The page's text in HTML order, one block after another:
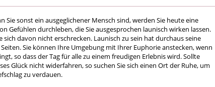
Sie sonst ein ausgeglichener Mensch sind, werden Sie heute eine
Gefühlen durchleben, die Sie ausgesprochen launisch wirken lassen.
sich davon nicht erschrecken. Launisch zu sein hat durchaus seine
Sie können Ihre Umgebung mit Ihrer Euphorie anstecken, wenn
so dass der Tag für alle zu einem freudigen Erlebnis wird. Sollte
Glück nicht widerfahren, so suchen Sie sich einen Ort der Ruhe, um
zu verdauen.